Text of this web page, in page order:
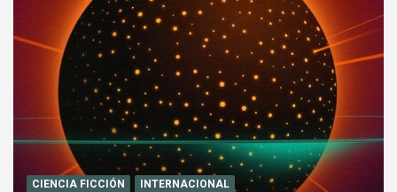
CIENCIA FICCIÓN INTERNACIONAL